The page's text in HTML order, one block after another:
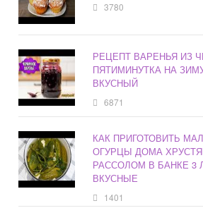
3780
РЕЦЕПТ ВАРЕНЬЯ ИЗ
ПЯТИМИНУТКА НА
ВКУСНЫЙ
6871
КАК ПРИГОТОВИТЬ
ОГУРЦЫ ДОМА
РАССОЛОМ В БАНКЕ 3
ВКУСНЫЕ
1401